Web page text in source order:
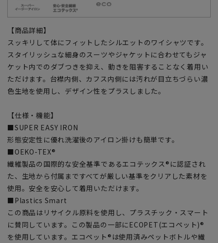
【商品詳細】
スッキリして体にフィットしたシルエットのワイシャツです。
スタイリッシュな細身のスーツやジャケットに合わせてもジャ
ケット内でのダブつきを抑え、動きを阻害することなく着用い
ただけます。台襟内側、カフス内側には汚れが目立ちづらい濃
色生地を使用し、デザイン性をプラスしました。
【仕様・機能】
■SUPER EASY IRON
形態安定性に優れ洗濯後のアイロン掛けも簡単です。
■OEKO-TEX®
繊維製品の国際的な安全基準であるエコテックス®に認証され
た、生地から付属まですべてが厳しい基準をクリアした素材を
使用。安全を安心して着用いただけます。
■Plastics Smart
この商品はリサイクル原料を使用し、プラスチック・スマート
に賛同しています。この製品の一部にECOPET(エコペット)®
を使用しています。エコペット®は使用済みペットボトルや繊